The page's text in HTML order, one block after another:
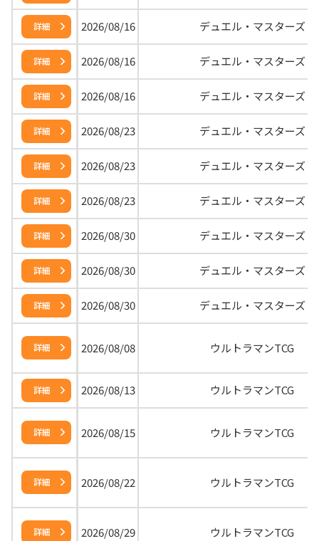
詳細 2026/08/16 デュエル・マスターズ
詳細 2026/08/16 デュエル・マスターズ
詳細 2026/08/16 デュエル・マスターズ
詳細 2026/08/23 デュエル・マスターズ
詳細 2026/08/23 デュエル・マスターズ
詳細 2026/08/23 デュエル・マスターズ
詳細 2026/08/30 デュエル・マスターズ
詳細 2026/08/30 デュエル・マスターズ
詳細 2026/08/30 デュエル・マスターズ
詳細 2026/08/08 ウルトラマンTCG
詳細 2026/08/13 ウルトラマンTCG
詳細 2026/08/15 ウルトラマンTCG
詳細 2026/08/22 ウルトラマンTCG
詳細 2026/08/29 ウルトラマンTCG